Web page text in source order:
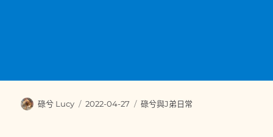
作
碌兮 Lucy
發
2022-04-27
分
碌兮與J弟日常